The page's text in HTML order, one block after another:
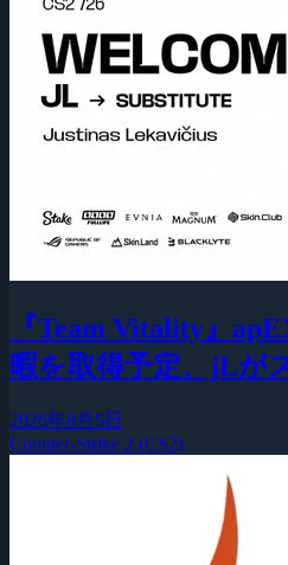
『Team Vitality』
暇を取得予定、jLが
2026年8月5日
Counter-Strike 2 (CS2)